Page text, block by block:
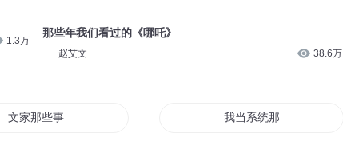
1.3万
那些年我们看过的《哪吒》
赵艾文 38.6万
文家那些事儿 我当系统那些年